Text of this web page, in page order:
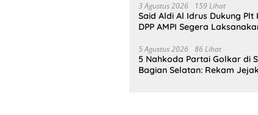
3 Agustus 2026 159 Lihat
Said Aldi Al Idrus Dukung Plt
DPP AMPI Segera
5 Agustus 2026 86 Lihat
5 Nahkoda Partai Golkar di
Bagian Selatan: Rekam